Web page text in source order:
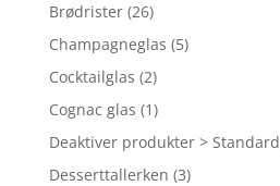
Brødrister (26)
Champagneglas (5)
Cocktailglas (2)
Cognac glas (1)
Deaktiver produkter > Standard
Desserttallerken (3)